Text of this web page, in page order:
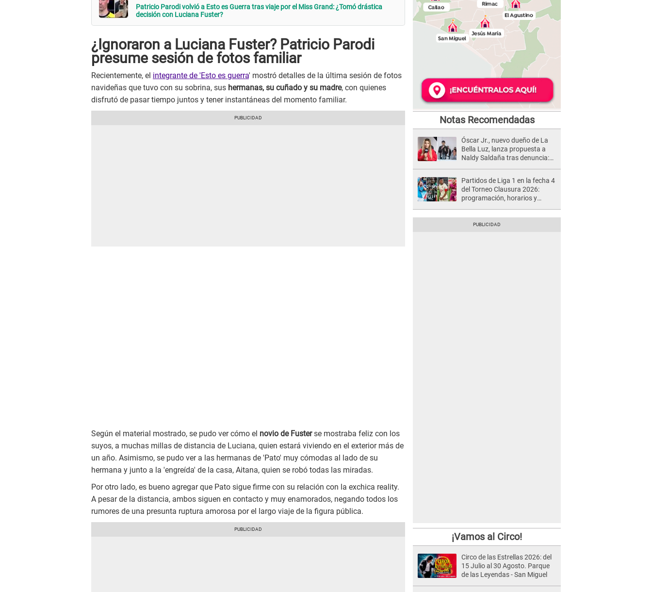
Patricio Parodi volvió a Esto es Guerra tras viaje por el Miss Grand: ¿Tomó drástica
decisión con Luciana Fuster?
¿Ignoraron a Luciana Fuster? Patricio Parodi
presume sesión de fotos familiar
Recientemente, el integrante de 'Esto es guerra' mostró detalles de la última sesión de fotos
navideñas que tuvo con su sobrina, sus hermanas, su cuñado y su madre, con quienes
disfrutó de pasar tiempo juntos y tener instantáneas del momento familiar.
Según el material mostrado, se pudo ver cómo el novio de Fusterse mostraba feliz con los
suyos, a muchas millas de distancia de Luciana, quien estará viviendo en el exterior más de
un año. Asimismo, se pudo ver a las hermanas de 'Pato' muy cómodas al lado de su
hermana y junto a la 'engreída' de la casa, Aitana, quien se robó todas las miradas.
Por otro lado, es bueno agregar que Pato sigue firme con su relación con la exchica reality.
A pesar de la distancia, ambos siguen en contacto y muy enamorados, negando todos los
rumores de una presunta ruptura amorosa por el largo viaje de la figura pública.
Notas Recomendadas
Óscar Jr., nuevo dueño de La
Bella Luz, lanza propuesta a
Naldy Saldaña tras denuncia:
Partidos de Liga 1 en la fecha 4
del Torneo Clausura 2026:
programación, horarios y
¡Vamos al Circo!
Circo de las Estrellas 2026: del
15 Julio al 30 Agosto. Parque
de las Leyendas - San Miguel